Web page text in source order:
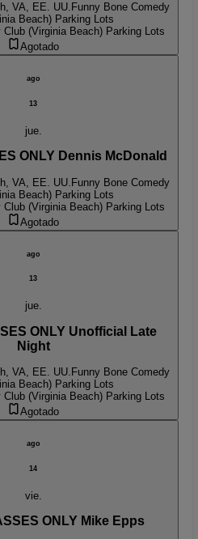
VA, EE. UU.Funny Bone Comedy
Beach) Parking Lots
Club (Virginia Beach) Parking Lots
Agotado
ago
13
jue.
ONLY Dennis McDonald
VA, EE. UU. Funny Bone Comedy
Beach) Parking Lots
Club (Virginia Beach) Parking Lots
Agotado
ago
13
jue.
ONLY Unofficial Late
Night
VA, EE. UU.Funny Bone Comedy
Beach) Parking Lots
Club (Virginia Beach) Parking Lots
Agotado
ago
14
vie.
ONLY Mike Epps